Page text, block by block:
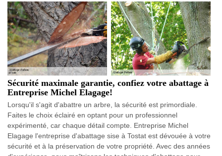
Sécurité maximale garantie, confiez votre abattage à
Entreprise Michel Elagage!
Lorsqu'il s'agit d'abattre un arbre, la sécurité est primordiale.
Faites le choix éclairé en optant pour un professionnel
expérimenté, car chaque détail compte. Entreprise Michel
Elagage l'entreprise d'abattage sise à Tostat est dévouée à votre
sécurité et à la préservation de votre propriété. Avec des années